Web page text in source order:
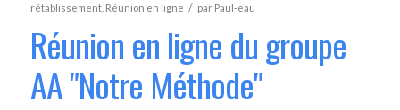
rétablissement, Réunion en ligne / par Paul-eau
Réunion en ligne du groupe
AA "Notre Méthode"